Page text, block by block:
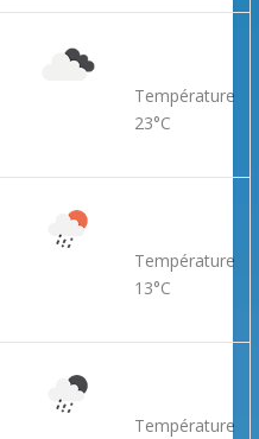
Température
23°C
Température
13°C
Température